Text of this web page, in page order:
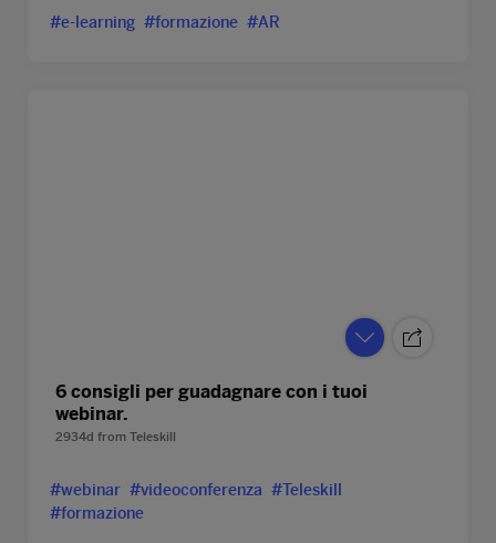
#e-learning #formazione #AR
6 consigli per guadagnare con i tuoi
webinar.
2934d from Teleskill
#webinar #videoconferenza #Teleskill
#formazione